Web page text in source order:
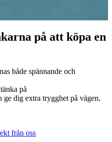
på att köpa en
både spännande och
på
dig extra trygghet på vägen.
från oss